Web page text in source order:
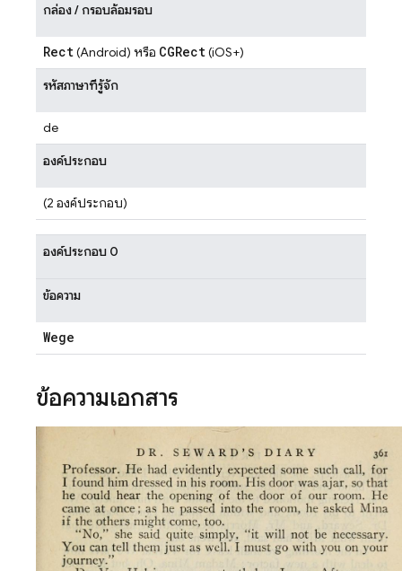
กล่อง / กรอบล้อมรอบ
Rect(Android) หรือ CGRect(iOS+)
รหัสภาษาที่รู้จัก
de
องค์ประกอบ
(2 องค์ประกอบ)
องค์ประกอบ 0
ข้อความ
Wege
ข้อความเอกสาร